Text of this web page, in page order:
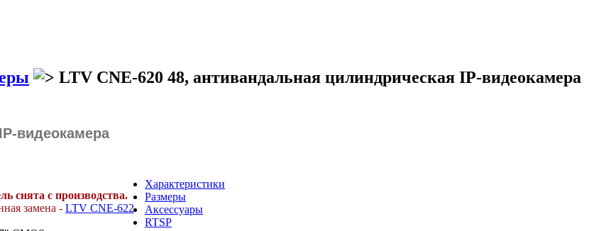
LTV CNE-620 48, антивандальная цилиндрическая IP-видеокамера
видеокамера
снята с производства.
замена - LTV CNE-622
Характеристики
Размеры
Аксессуары
RTSP